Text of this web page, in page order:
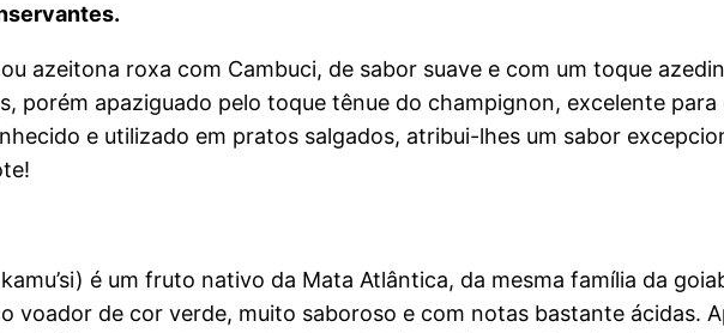
azeitona roxa com Cambuci, de sabor suave e com um toque
porém apaziguado pelo toque tênue do champignon, excelente
e utilizado em pratos salgados, atribui-lhes um sabor
é um fruto nativo da Mata Atlântica, da mesma família da
voador de cor verde, muito saboroso e com notas bastante ácidas.